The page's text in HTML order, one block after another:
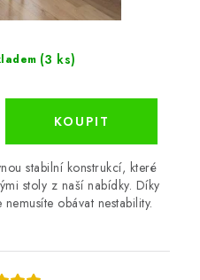
(3 ks)
stabilní konstrukcí, které
stoly z naší nabídky. Díky
obávat nestability.